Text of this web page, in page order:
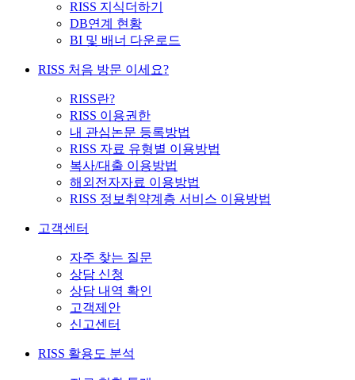
RISS 지식더하기
DB연계 현황
BI 및 배너 다운로드
RISS 처음 방문 이세요?
RISS란?
RISS 이용권한
내 관심논문 등록방법
RISS 자료 유형별 이용방법
복사/대출 이용방법
해외전자자료 이용방법
RISS 정보취약계층 서비스 이용방법
고객센터
자주 찾는 질문
상담 신청
상담 내역 확인
고객제안
신고센터
RISS 활용도 분석